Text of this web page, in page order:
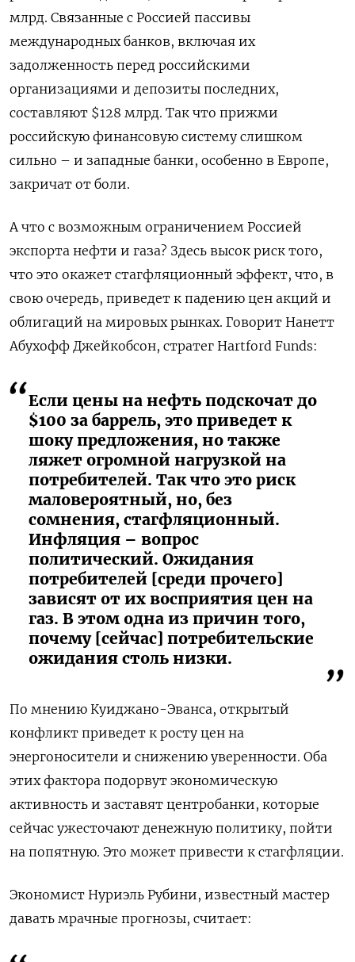
млрд. Связанные с Россией пассивы
международных банков, включая их
задолженность перед российскими
организациями и депозиты последних,
составляют $128 млрд. Так что прижми
российскую финансовую систему слишком
сильно – и западные банки, особенно в Европе,
закричат от боли.
А что с возможным ограничением Россией
экспорта нефти и газа? Здесь высок риск того,
что это окажет стагфляционный эффект, что, в
свою очередь, приведет к падению цен акций и
облигаций на мировых рынках. Говорит Нанетт
Абухофф Джейкобсон, стратег Hartford Funds:
Если цены на нефть подскочат до
$100 за баррель, это приведет к
шоку предложения, но также
ляжет огромной нагрузкой на
потребителей. Так что это риск
маловероятный, но, без
сомнения, стагфляционный.
Инфляция – вопрос
политический. Ожидания
потребителей [среди прочего]
зависят от их восприятия цен на
газ. В этом одна из причин того,
почему [сейчас] потребительские
ожидания столь низки.
По мнению Куиджано-Эванса, открытый
конфликт приведет к росту цен на
энергоносители и снижению уверенности. Оба
этих фактора подорвут экономическую
активность и заставят центробанки, которые
сейчас ужесточают денежную политику, пойти
на попятную. Это может привести к стагфляции.
Экономист Нуриэль Рубини, известный мастер
давать мрачные прогнозы, считает: